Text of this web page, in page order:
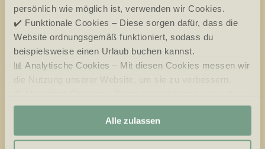
persönlich wie möglich ist, verwenden wir Cookies.
✔️ Funktionale Cookies – Diese sorgen dafür, dass die
Website ordnungsgemäß funktioniert, sodass du
beispielsweise einen Urlaub buchen kannst.
📊 Analytische Cookies – Mit diesen Cookies messen wir
die Nutzung unserer Website, um sie zu verbessern.
relevante Angebote und Werbung anzuzeigen.
Alle zulassen
Verfügbar
Kein Anreisetag
Ausgewählt
Der Sonntag ist zu schön, um ihn auszulassen, deshalb
32,62 Einheitswochenende
Herbstferien€198,48 Weihnachtsferien Jahreswechsel